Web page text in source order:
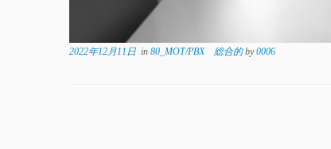
2022年12月11日 in 80_MOT/PBX 総合的by0006